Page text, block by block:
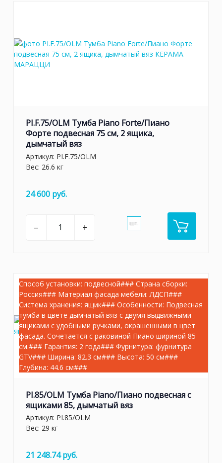
PI.F.75/OLM Тумба Piano Forte/Пиано
Форте подвесная 75 см, 2 ящика,
дымчатый вяз
Артикул: PI.F.75/OLM
Вес: 26.6 кг
24 600 руб.
– + шт.
Способ установки: подвесной### Страна сборки:
Россия### Материал фасада мебели: ЛДСП###
Система хранения: ящик### Особенности: Подвесная
тумба в цвете дымчатый вяз с двумя выдвижными
ящиками с удобными ручками, окрашенными в цвет
фасада. Сочетается с раковиной Пиано шириной 85
см.### Гарантия: 2 года### Фурнитура: фурнитура
GTV### Ширина: 82.3 см### Высота: 50 см###
Глубина: 44.6 см###
PI.85/OLM Тумба Piano/Пиано подвесная с
ящиками 85, дымчатый вяз
Артикул: PI.85/OLM
Вес: 29 кг
21 248.74 руб.